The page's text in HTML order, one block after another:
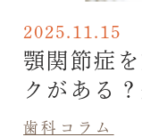
2025.11.15
顎関節症
クがある
歯科コラム